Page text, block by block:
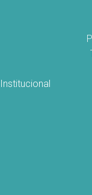
Institucional